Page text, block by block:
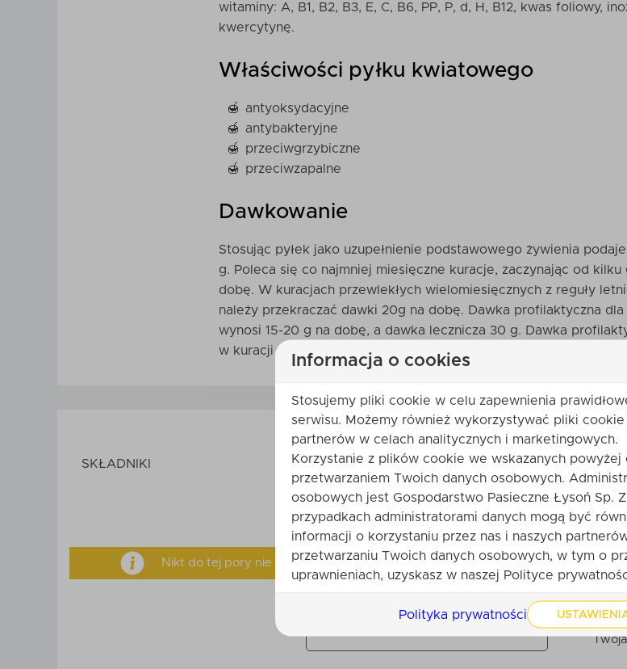
witaminy: A, B1, B2, B3, E, C, B6, PP, P, d, H, B12, kwas foliowy,
kwercytynę.
Właściwości pyłku kwiatowego
antyoksydacyjne
antybakteryjne
przeciwgrzybiczne
przeciwzapalne
Dawkowanie
Stosując pyłek jako uzupełnienie podstawowego żywienia
g. Poleca się co najmniej miesięczne kuracje, zaczynając od
dobę. W kuracjach przewlekłych wielomiesięcznych z reguły
należy przekraczać dawki 20g na dobę. Dawka profilaktyczna dla
wynosi 15-20 g na dobę, a dawka lecznicza 30 g. Dawka
w kuracji powinna trwać 2 - 3 miesięcy.
SKŁADNIKI
Nikt do tej pory nie ocenił tego produktu. Bądź pierwszy. Po zatwierdzeniu
Informacja o cookies
Stosujemy pliki cookie w celu zapewnienia
serwisu. Możemy również wykorzystywać pliki cookie
partnerów w celach analitycznych i marketingowych.
Korzystanie z plików cookie we wskazanych powyżej
przetwarzaniem Twoich danych osobowych.
osobowych jest Gospodarstwo Pasieczne Łysoń Sp.
przypadkach administratorami danych mogą być
informacji o korzystaniu przez nas i naszych
przetwarzaniu Twoich danych osobowych, w tym o
uprawnieniach, uzyskasz w naszej Polityce
Polityka prywatności